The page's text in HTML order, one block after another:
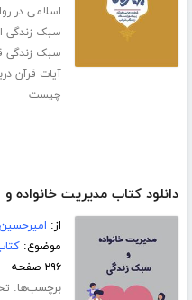
اسلامی در
سبک زندگی
سبک زندگی
آیات قرآن
چیست
دانلود کتاب مدیریت خانواده
از: امیرحسین
موضوع:
۲۹۶ صفحه
برچسب‌ها: